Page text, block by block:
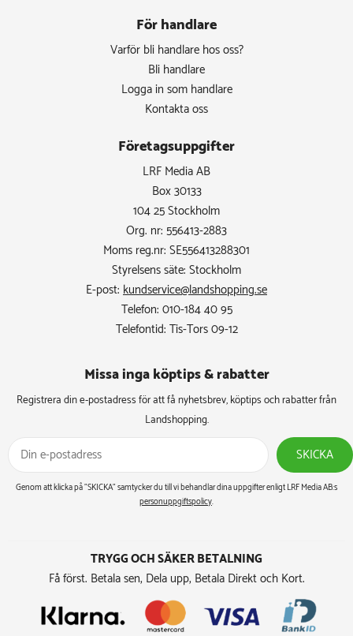
För handlare
Varför bli handlare hos oss?
Bli handlare
Logga in som handlare
Kontakta oss
Företagsuppgifter
LRF Media AB
Box 30133
104 25 Stockholm
Org. nr: 556413-2883
Moms reg.nr: SE556413288301
Styrelsens säte: Stockholm
E-post: kundservice@landshopping.se
Telefon: 010-184 40 95
Telefontid: Tis-Tors 09-12
Missa inga köptips & rabatter​
Registrera din e-postadress för att få nyhetsbrev, köptips och rabatter från
Landshopping.
SKICKA
Genom att klicka på ”SKICKA” samtycker du till vi behandlar dina uppgifter enligt LRF Media AB:s
personuppgiftspolicy.
TRYGG OCH SÄKER BETALNING
Få först. Betala sen, Dela upp, Betala Direkt och Kort.